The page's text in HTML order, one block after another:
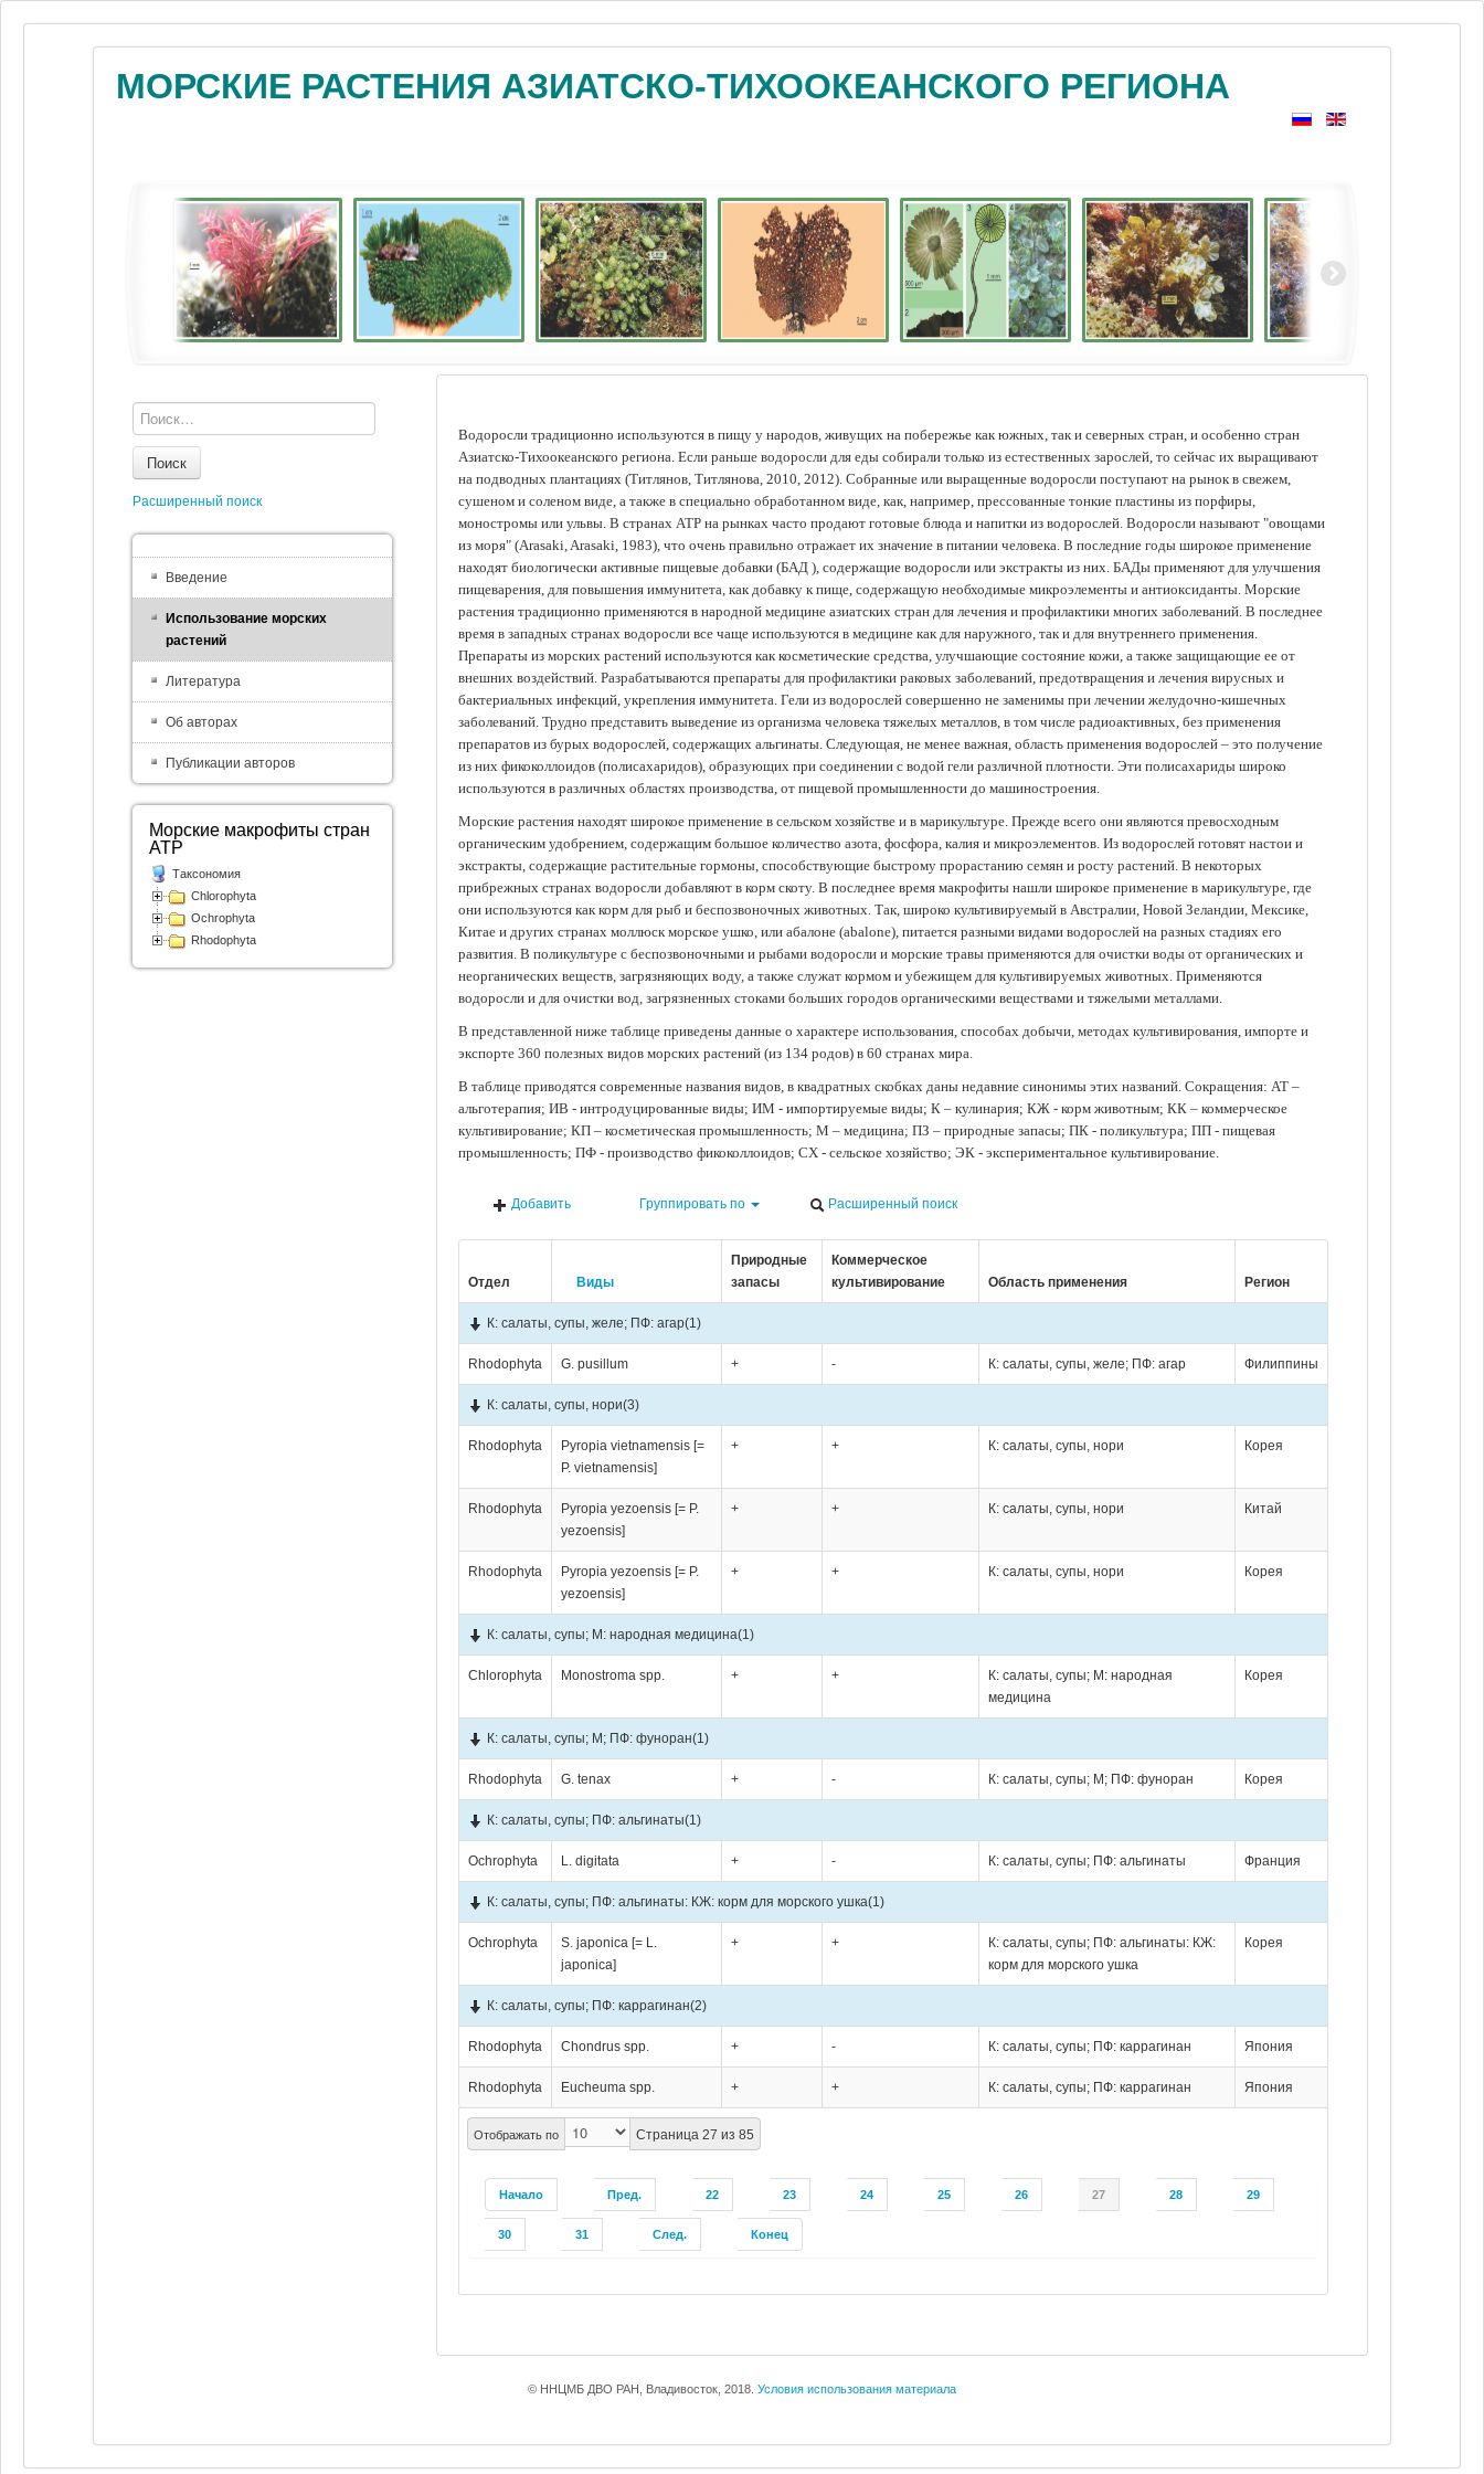
МОРСКИЕ РАСТЕНИЯ АЗИАТСКО-ТИХООКЕАНСКОГО РЕГИОНА
Водоросли традиционно используются в пищу у народов, живущих на побережье как южных, так и северных стран, и особенно стран
Азиатско-Тихоокеанского региона. Если раньше водоросли для еды собирали только из естественных зарослей, то сейчас их выращивают
на подводных плантациях (Tитлянов, Титлянова, 2010, 2012). Собранные или выращенные водоросли поступают на рынок в свежем,
сушеном и соленом виде, а также в специально обработанном виде, как, например, прессованные тонкие пластины из порфиры,
моностромы или ульвы. В странах АТР на рынках часто продают готовые блюда и напитки из водорослей. Водоросли называют "овощами
из моря" (Arasaki, Arasaki, 1983), что очень правильно отражает их значение в питании человека. В последние годы широкое применение
находят биологически активные пищевые добавки (БАД ), содержащие водоросли или экстракты из них. БАДы применяют для улучшения
пищеварения, для повышения иммунитета, как добавку к пище, содержащую необходимые микроэлементы и антиоксиданты. Морские
растения традиционно применяются в народной медицине азиатских стран для лечения и профилактики многих заболеваний. В последнее
время в западных странах водоросли все чаще используются в медицине как для наружного, так и для внутреннего применения.
Препараты из морских растений используются как косметические средства, улучшающие состояние кожи, а также защищающие ее от
внешних воздействий. Разрабатываются препараты для профилактики раковых заболеваний, предотвращения и лечения вирусных и
бактериальных инфекций, укрепления иммунитета. Гели из водорослей совершенно не заменимы при лечении желудочно-кишечных
заболеваний. Трудно представить выведение из организма человека тяжелых металлов, в том числе радиоактивных, без применения
препаратов из бурых водорослей, содержащих альгинаты. Следующая, не менее важная, область применения водорослей – это получение
из них фикоколлоидов (полисахаридов), образующих при соединении с водой гели различной плотности. Эти полисахариды широко
используются в различных областях производства, от пищевой промышленности до машиностроения.
Морские растения находят широкое применение в сельском хозяйстве и в марикультуре. Прежде всего они являются превосходным
органическим удобрением, содержащим большое количество азота, фосфора, калия и микроэлементов. Из водорослей готовят настои и
экстракты, содержащие растительные гормоны, способствующие быстрому прорастанию семян и росту растений. В некоторых
прибрежных странах водоросли добавляют в корм скоту. В последнее время макрофиты нашли широкое применение в марикультуре, где
они используются как корм для рыб и беспозвоночных животных. Так, широко культивируемый в Австралии, Новой Зеландии, Мексике,
Китае и других странах моллюск морское ушко, или абалоне (abalone), питается разными видами водорослей на разных стадиях его
развития. В поликультуре с беспозвоночными и рыбами водоросли и морские травы применяются для очистки воды от органических и
неорганических веществ, загрязняющих воду, а также служат кормом и убежищем для культивируемых животных. Применяются
водоросли и для очистки вод, загрязненных стоками больших городов органическими веществами и тяжелыми металлами.
В представленной ниже таблице приведены данные о характере использования, способах добычи, методах культивирования, импорте и
экспорте 360 полезных видов морских растений (из 134 родов) в 60 странах мира.
В таблице приводятся современные названия видов, в квадратных скобках даны недавние синонимы этих названий. Сокращения: АТ –
альготерапия; ИВ - интродуцированные виды; ИМ - импортируемые виды; К – кулинария; КЖ - корм животным; КК – коммерческое
культивирование; КП – косметическая промышленность; М – медицина; ПЗ – природные запасы; ПК - поликультура; ПП - пищевая
промышленность; ПФ - производство фикоколлоидов; СХ - сельское хозяйство; ЭК - экспериментальное культивирование.
Добавить Группировать по Расширенный поиск
Отдел Виды
Природные
запасы
Коммерческое
культивирование
Область применения Регион
Отображать по Страница 27 из 85
Начало Пред. 22 23 24 25 26 27 28 29
30 31 След. Конец
К: салаты, супы, желе; ПФ: агар(1)
Rhodophyta G. pusillum + - К: салаты, супы, желе; ПФ: агар Филиппины
К: салаты, супы, нори(3)
Rhodophyta
Pyropia vietnamensis [=
P. vietnamensis]
+ + К: салаты, супы, нори Корея
Rhodophyta
Pyropia yezoensis [= P.
yezoensis]
+ + К: салаты, супы, нори Китай
Rhodophyta
Pyropia yezoensis [= P.
yezoensis]
+ + К: салаты, супы, нори Корея
К: салаты, супы; М: народная медицина(1)
Chlorophyta Monostroma spp. + +
К: салаты, супы; М: народная
медицина
Корея
К: салаты, супы; М; ПФ: фуноран(1)
Rhodophyta G. tenax + - К: салаты, супы; М; ПФ: фуноран Корея
К: салаты, супы; ПФ: альгинаты(1)
Ochrophyta L. digitata + - К: салаты, супы; ПФ: альгинаты Франция
К: салаты, супы; ПФ: альгинаты: КЖ: корм для морского ушка(1)
Ochrophyta
S. japonica [= L.
japonica]
+ +
К: салаты, супы; ПФ: альгинаты: КЖ:
корм для морского ушка
Корея
К: салаты, супы; ПФ: каррагинан(2)
Rhodophyta Chondrus spp. + - К: салаты, супы; ПФ: каррагинан Япония
Rhodophyta Eucheuma spp. + + К: салаты, супы; ПФ: каррагинан Япония
Поиск
Расширенный поиск
Введение
Использование морских
растений
Литература
Об авторах
Публикации авторов
Морские макрофиты стран
АТР
Таксономия
Chlorophyta
Ochrophyta
Rhodophyta
© ННЦМБ ДВО РАН, Владивосток, 2018. Условия использования материала